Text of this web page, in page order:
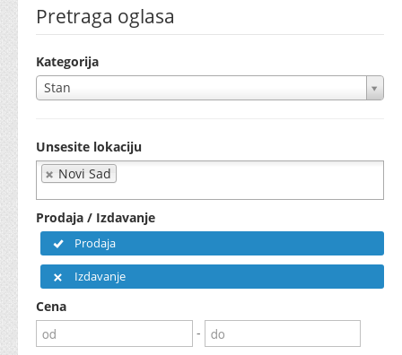
Pretraga oglasa
Kategorija
Stan
Unsesite lokaciju
Novi Sad
Prodaja / Izdavanje
Prodaja
Izdavanje
Cena
-